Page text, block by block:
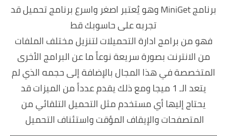
العاب
مراجعات
الربح من الانترنت
الحماية
برنامجMiniGetوهو يُعتبر اصغر واسرع برنامج تحميل قد
تجربه على حاسوبك قط
فهو من برامج ادارة التحميلات لتنزيل مختلف الملفات
من الانترنت بصورة سريعة نوعاً ما عن البرامج الأخرى
المتخصصة في هذا المجال بالإضافة إلى حجمه الذي لم
يتعد الـ 1 ميجا ومع ذلك يقدم عدداً من الميزات قد
يحتاج إليها أي مستخدم مثل التحميل التلقائي من
المتصفحات والإيقاف المؤقت واستئناف التحميل